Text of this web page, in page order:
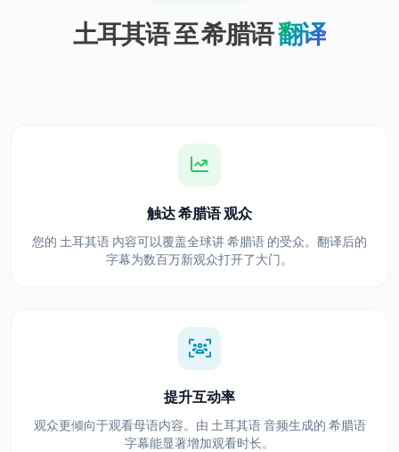
土耳其语 至 希腊语翻译
触达 希腊语 观众
您的 土耳其语 内容可以覆盖全球讲 希腊语 的受众。翻译后的
字幕为数百万新观众打开了大门。
提升互动率
观众更倾向于观看母语内容。由 土耳其语 音频生成的 希腊语
字幕能显著增加观看时长。